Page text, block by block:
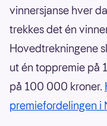
vinnersjanse hver
trekkes det én
Hovedtrekningene
ut én toppremie på
på 100 000 kroner.
premiefordelingen i